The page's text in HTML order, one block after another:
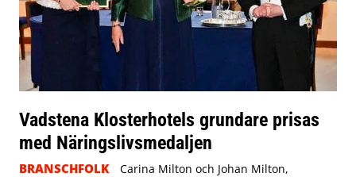
Vadstena Klosterhotels grundare prisas
med Näringslivsmedaljen
BRANSCHFOLK Carina Milton och Johan Milton,